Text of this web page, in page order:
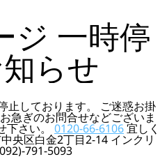
ジ 一時停
らせ
止しております。 ご迷惑お掛
急ぎのお問合せなどございま
下さい。0120-66-6106宜しく
央区白金2丁目2-14 インクリ
791-5093